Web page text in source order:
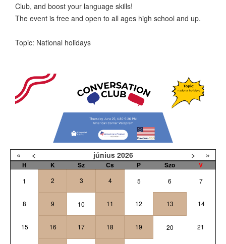
Club, and boost your language skills!
The event is free and open to all ages high school and up.
Topic: National holidays
« < június 2026 > »
H K Sz Cs P Szo V
1 2 3 4 5 6 7
8 9 10 11 12 13 14
15 16 17 18 19 20 21